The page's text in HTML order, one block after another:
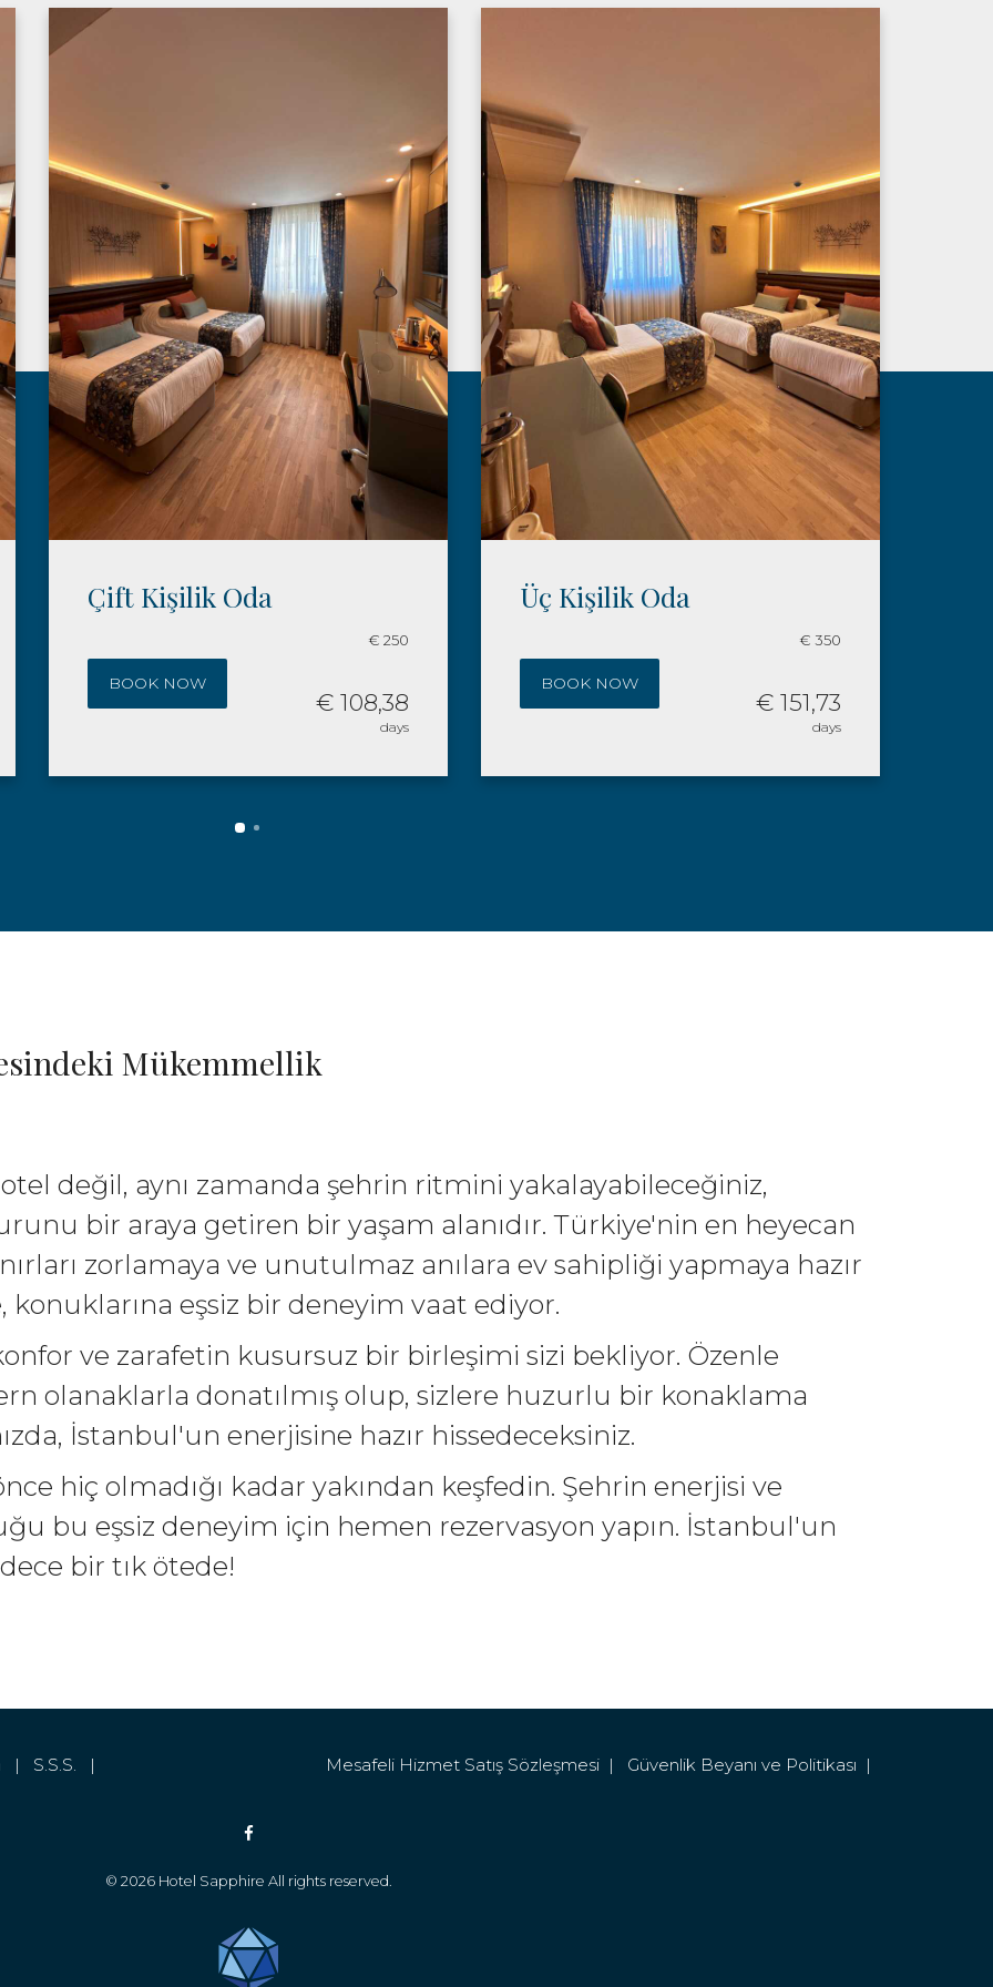
Üç Kişilik Oda
BOOK NOW
€ 350
€ 151,73
days
Family Room
BOOK NOW
€ 350
€ 151,73
days
Mükemmellik
değil, aynı zamanda şehrin ritmini yakalayabileceğiniz,
bir araya getiren bir yaşam alanıdır. Türkiye'nin en heyecan
zorlamaya ve unutulmaz anılara ev sahipliği yapmaya hazır
eşsiz bir deneyim vaat ediyor.
ve zarafetin kusursuz bir birleşimi sizi bekliyor. Özenle
olanaklarla donatılmış olup, sizlere huzurlu bir konaklama
İstanbul'un enerjisine hazır hissedeceksiniz.
hiç olmadığı kadar yakından keşfedin. Şehrin enerjisi ve
bu eşsiz deneyim için hemen rezervasyon yapın. İstanbul'un
bir tık ötede!
| S.S.S. | Mesafeli Hizmet Satış Sözleşmesi | Güvenlik Beyanı ve Politikası |
© 2026 Hotel Sapphire All rights reserved.